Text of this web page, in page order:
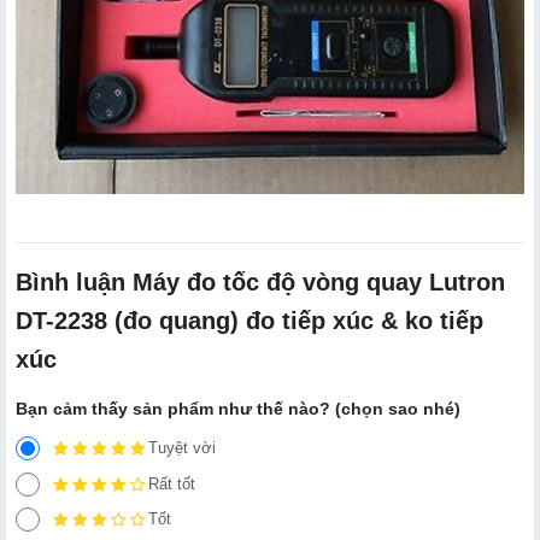
Bình luận Máy đo tốc độ vòng quay Lutron
DT-2238 (đo quang) đo tiếp xúc & ko tiếp
xúc
Bạn cảm thấy sản phẩm như thế nào? (chọn sao nhé)
Tuyệt vời
Rất tốt
Tốt